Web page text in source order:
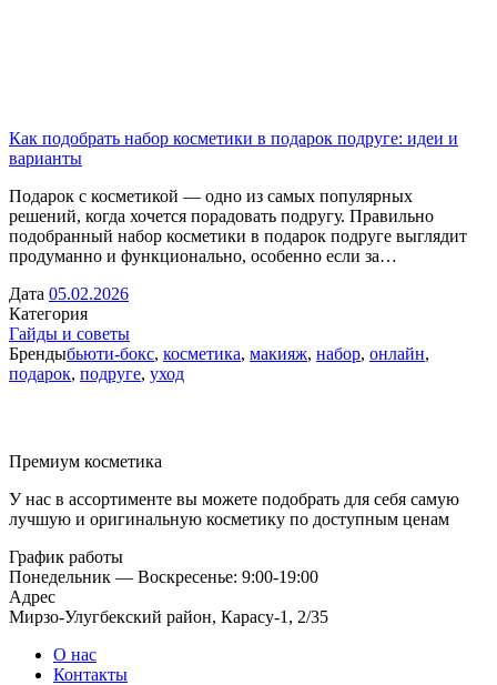
Как подобрать набор косметики в подарок подруге: идеи и
варианты
Подарок с косметикой — одно из самых популярных
решений, когда хочется порадовать подругу. Правильно
подобранный набор косметики в подарок подруге выглядит
продуманно и функционально, особенно если за…
Дата 05.02.2026
Категория
Гайды и советы
Брендыбьюти-бокс, косметика, макияж, набор, онлайн,
подарок, подруге, уход
Премиум косметика
У нас в ассортименте вы можете подобрать для себя самую
лучшую и оригинальную косметику по доступным ценам
График работы
Понедельник — Воскресенье: 9:00-19:00
Адрес
Мирзо-Улугбекский район, Карасу-1, 2/35
О нас
Контакты